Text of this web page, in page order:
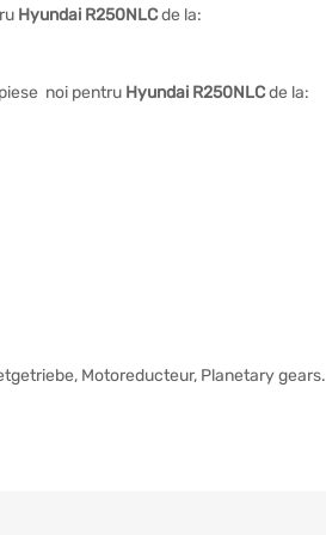
Hyundai R250NLCde la:
noi pentru Hyundai R250NLCde la:
Motoreducteur, Planetary gears.